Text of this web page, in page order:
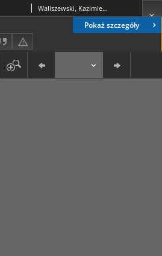
Pokaż szczegóły
Waliszewski, Kazimierz (1849-1935)